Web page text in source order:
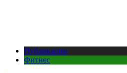
Публикации
Фитнес